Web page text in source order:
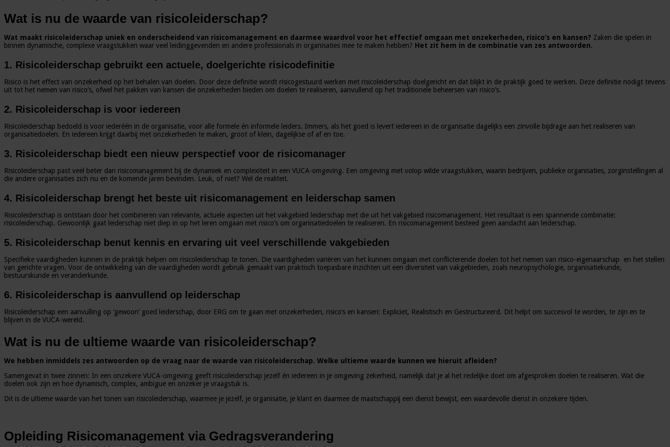
Wat is nu de waarde van risicoleiderschap?
Wat maakt risicoleiderschap uniek en onderscheidend van risicomanagement en daarmee waardvol voor het effectief omgaan met onzekerheden, risico’s en kansen? Zaken die spelen in
binnen dynamische, complexe vraagstukken waar veel leidinggevenden en andere professionals in organisaties mee te maken hebben? Het zit hem in de combinatie van zes antwoorden.
1. Risicoleiderschap gebruikt een actuele, doelgerichte risicodefinitie
Risico is het effect van onzekerheid op het behalen van doelen. Door deze definitie wordt risicogestuurd werken met risicoleiderschap doelgericht en dat blijkt in de praktijk goed te werken. Deze definitie nodigt tevens
uit tot het nemen van risico’s, ofwel het pakken van kansen die onzekerheden bieden om doelen te realiseren, aanvullend op het traditionele beheersen van risico’s.
2. Risicoleiderschap is voor iedereen
Risicoleiderschap bedoeld is voor iederéén in de organisatie, voor alle formele én informele leiders. Immers, als het goed is levert iedereen in de organisatie dagelijks een zinvolle bijdrage aan het realiseren van
organisatiedoelen. En iedereen krijgt daarbij met onzekerheden te maken, groot of klein, dagelijkse of af en toe.
3. Risicoleiderschap biedt een nieuw perspectief voor de risicomanager
Risicoleiderschap past veel beter dan risicomanagement bij de dynamiek en complexiteit in een VUCA-omgeving. Een omgeving met volop wilde vraagstukken, waarin bedrijven, publieke organisaties, zorginstellingen al
die andere organisaties zich nu en de komende jaren bevinden. Leuk, of niet? Wel de realiteit.
4. Risicoleiderschap brengt het beste uit risicomanagement en leiderschap samen
Risicoleiderschap is ontstaan door het combineren van relevante, actuele aspecten uit het vakgebied leiderschap met die uit het vakgebied risicomanagement. Het resultaat is een spannende combinatie:
risicoleiderschap. Gewoonlijk gaat leiderschap niet diep in op het leren omgaan met risico’s om organisatiedoelen te realiseren. En risicomanagement besteed geen aandacht aan leiderschap.
5. Risicoleiderschap benut kennis en ervaring uit veel verschillende vakgebieden
Specifieke vaardigheden kunnen in de praktijk helpen om risicoleiderschap te tonen. Die vaardigheden variëren van het kunnen omgaan met conflicterende doelen tot het nemen van risico-eigenaarschap en het stellen
van gerichte vragen. Voor de ontwikkeling van die vaardigheden wordt gebruik gemaakt van praktisch toepasbare inzichten uit een diversiteit van vakgebieden, zoals neuropsychologie, organisatiekunde,
bestuurskunde en veranderkunde.
6. Risicoleiderschap is aanvullend op leiderschap
Risicoleiderschap een aanvulling op ‘gewoon’ goed leiderschap, door ERG om te gaan met onzekerheden, risico’s en kansen: Expliciet, Realistisch en Gestructureerd. Dit helpt om succesvol te worden, te zijn en te
blijven in de VUCA-wereld.
Wat is nu de ultieme waarde van risicoleiderschap?
We hebben inmiddels zes antwoorden op de vraag naar de waarde van risicoleiderschap. Welke ultieme waarde kunnen we hieruit afleiden?
Samengevat in twee zinnen: In een onzekere VUCA-omgeving geeft risicoleiderschap jezelf én iedereen in je omgeving zekerheid, namelijk dat je al het redelijke doet om afgesproken doelen te realiseren. Wat die
doelen ook zijn en hoe dynamisch, complex, ambigue en onzeker je vraagstuk is.
Dit is de ultieme waarde van het tonen van risicoleiderschap, waarmee je jezelf, je organisatie, je klant en daarmee de maatschappij een dienst bewijst, een waardevolle dienst in onzekere tijden.
Opleiding Risicomanagement via Gedragsverandering